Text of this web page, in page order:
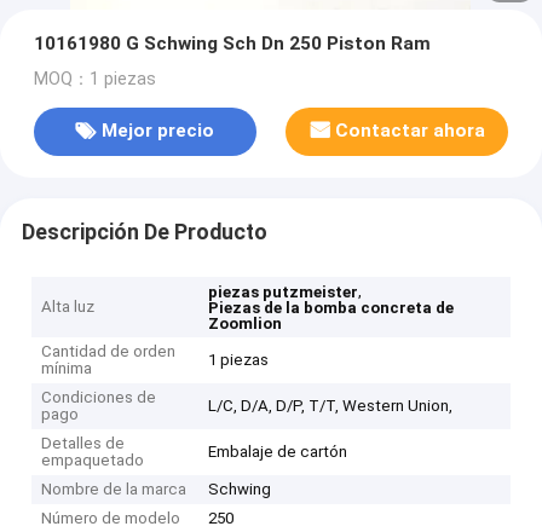
10161980 G Schwing Sch Dn 250 Piston Ram
MOQ：1 piezas
Mejor precio Contactar ahora
Descripción De Producto
Alta luz
piezas putzmeister,
Piezas de la bomba concreta de
Zoomlion
Cantidad de orden
mínima
1 piezas
Condiciones de
pago
L/C, D/A, D/P, T/T, Western Union,
Detalles de
empaquetado
Embalaje de cartón
Nombre de la marca
Schwing
Número de modelo
250